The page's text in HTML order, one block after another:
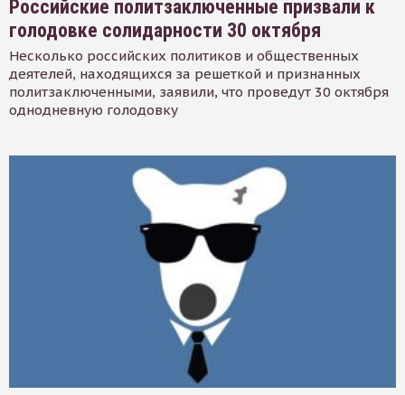
Российские политзаключенные призвали к
голодовке солидарности 30 октября
Несколько российских политиков и общественных
деятелей, находящихся за решеткой и признанных
политзаключенными, заявили, что проведут 30 октября
однодневную голодовку